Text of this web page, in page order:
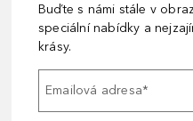
Buďte s námi stále v
speciální nabídky a
krásy.
Emailová adresa*